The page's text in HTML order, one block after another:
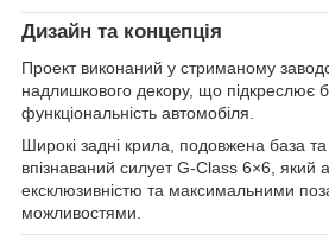
Дизайн та концепція
Проект виконаний у стриманому
надлишкового декору, що підкреслює
функціональність автомобіля.
Широкі задні крила, подовжена база
впізнаваний силует G-Class 6×6, який
ексклюзивністю та максимальними
можливостями.